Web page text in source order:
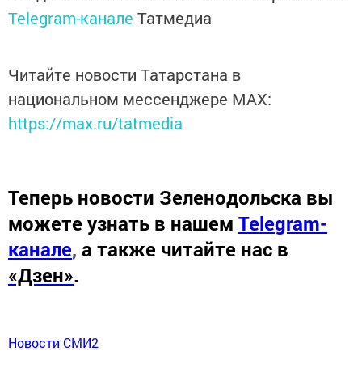
Telegram-канале Татмедиа
Читайте новости Татарстана в
национальном мессенджере MАХ:
https://max.ru/tatmedia
Теперь новости Зеленодольска вы
можете узнать в нашем Telegram-
канале, а также читайте нас в
«Дзен».
Новости СМИ2